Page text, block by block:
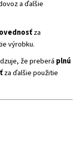
a ďalšie
za
výrobku.
že preberá plnú
za ďalšie použitie